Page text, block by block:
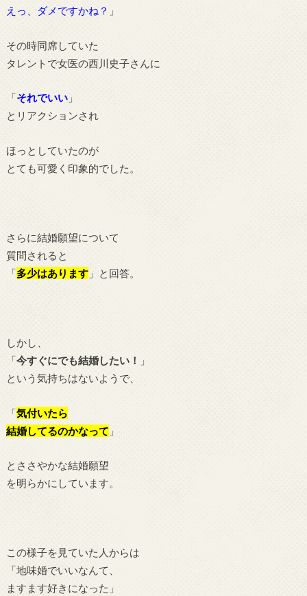
えっ、ダメですかね？ 」
その時同席していた
タレントで女医の西川史子さんに
「それでいい」
とリアクションされ
ほっとしていたのが
とても可愛く印象的でした。
さらに結婚願望について
質問されると
「多少はあります」と回答。
しかし、
「今すぐにでも結婚したい！
」
という気持ちはないようで、
「気付いたら
結婚してるのかなって 」
とささやかな結婚願望
を明らかにしています。
この様子を見ていた人からは
「地味婚でいいなんて、
ますます好きになった」